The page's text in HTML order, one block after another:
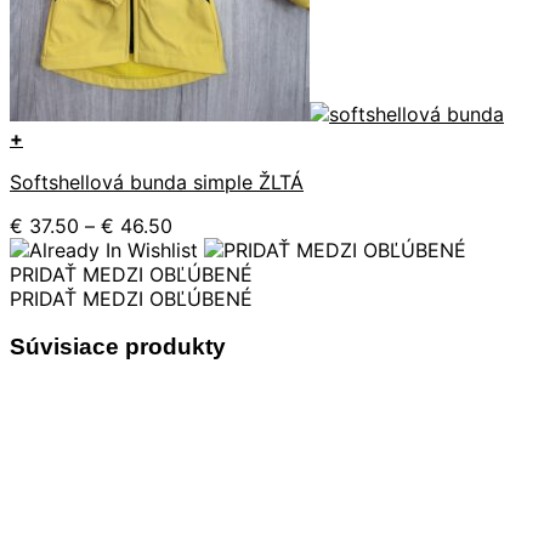
+
produkt
viacero
variantov.
Možnosti
si
môžete
vybrať
Softshellová bunda simple ŽLTÁ
€ 37.50 – € 46.50
range:
€ 37.50
through
PRIDAŤ MEDZI OBĽÚBENÉ
PRIDAŤ MEDZI OBĽÚBENÉ
Súvisiace produkty